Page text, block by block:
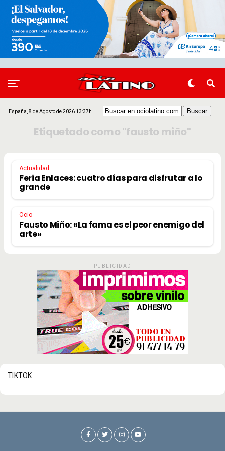
España, 8 de Agosto de 2026 13:37h
Etiquetado como "fausto miño"
Actualidad
Feria Enlaces: cuatro días para disfrutar a lo
grande
Ocio
Fausto Miño: «La fama es el peor enemigo del
arte»
PUBLICIDAD
TIKTOK